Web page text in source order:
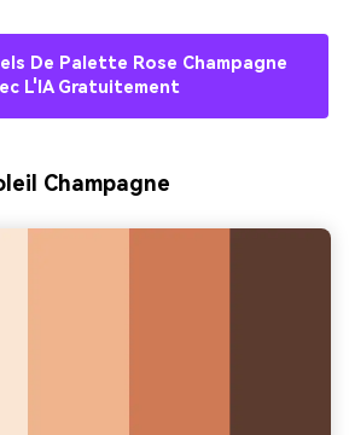
De Palette Rose Champagne
L'IA Gratuitement
Champagne